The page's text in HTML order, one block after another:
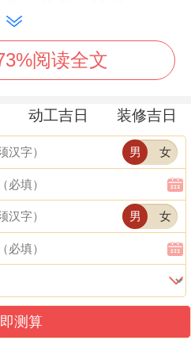
三、农历三月二十）：
祈福，求嗣、出行，出
、入宅，搬家、安床
的吉日！
一，农历三月廿
祀、祈福，求嗣、开
、动土，解除、进人
、挂匾，入宅、移
阅读全文
动工吉日 装修吉日
男 女
男 女
测算